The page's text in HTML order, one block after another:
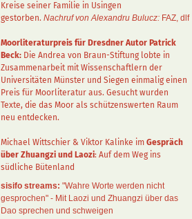
Kreise seiner Familie in Usingen
gestorben. Nachruf von Alexandru Bulucz: FAZ, dlf
Moorliteraturpreis für Dresdner Autor Patrick
Beck: Die Andrea von Braun-Stiftung lobte in
Zusammenarbeit mit Wissenschaftlern der
Universitäten Münster und Siegen einmalig einen
Preis für Moorliteratur aus. Gesucht wurden
Texte, die das Moor als schützenswerten Raum
neu entdecken.
Michael Wittschier & Viktor Kalinke im Gespräch
über Zhuangzi und Laozi: Auf dem Weg ins
südliche Bütenland
sisifo streams: "Wahre Worte werden nicht
gesprochen" - Mit Laozi und Zhuangzi über das
Dao sprechen und schweigen